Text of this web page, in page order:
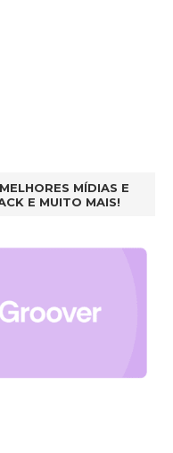
MÍDIAS E
E MUITO MAIS!